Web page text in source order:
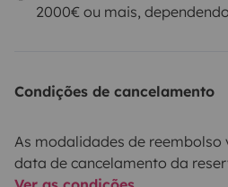
2000€ ou mais,
Condições de cancelamento
As modalidades de
data de cancelamento da